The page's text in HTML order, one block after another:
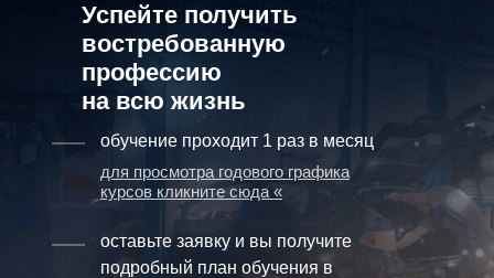
обучение проходит 1 раз в месяц
оставьте заявку и вы получите
подробный план обучения в
Успейте получить
востребованную
профессию
на всю жизнь
для просмотра годового графика
курсов кликните сюда «